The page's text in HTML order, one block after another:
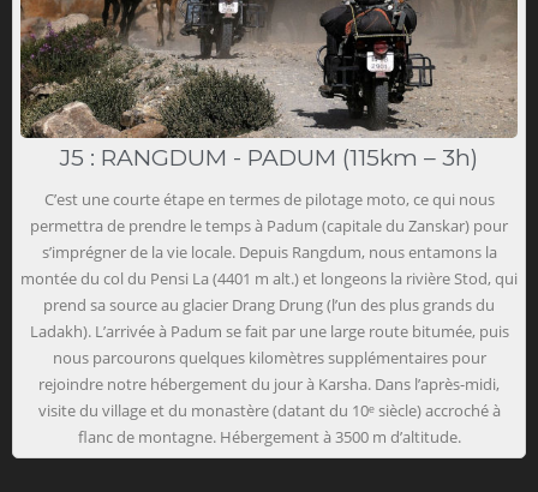
J5 : RANGDUM - PADUM (115km – 3h)
C’est une courte étape en termes de pilotage moto, ce qui nous
permettra de prendre le temps à Padum (capitale du Zanskar) pour
s’imprégner de la vie locale. Depuis Rangdum, nous entamons la
montée du col du Pensi La (4401 m alt.) et longeons la rivière Stod, qui
prend sa source au glacier Drang Drung (l’un des plus grands du
Ladakh). L’arrivée à Padum se fait par une large route bitumée, puis
nous parcourons quelques kilomètres supplémentaires pour
rejoindre notre hébergement du jour à Karsha. Dans l’après-midi,
visite du village et du monastère (datant du 10ᵉ siècle) accroché à
flanc de montagne. Hébergement à 3500 m d’altitude.